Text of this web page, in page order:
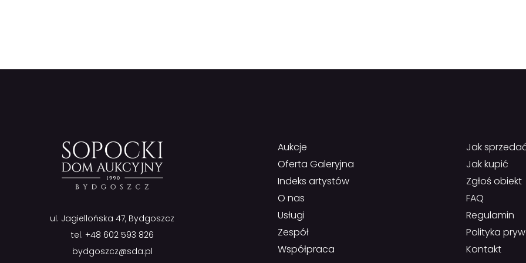
ul. Jagiellońska 47, Bydgoszcz
tel. +48 602 593 826
bydgoszcz@sda.pl
Aukcje
Oferta Galeryjna
Indeks artystów
O nas
Usługi
Zespół
Współpraca
Jak
Jak kupić
Zgłoś obiekt
FAQ
Regulamin
Polityka
Kontakt